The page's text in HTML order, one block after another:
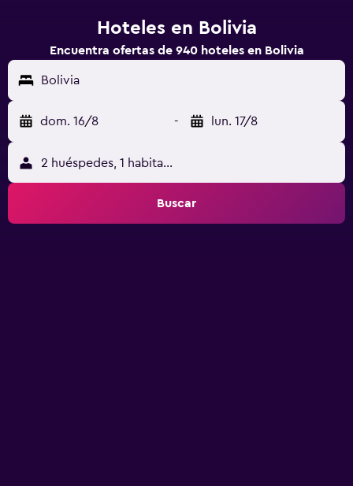
Hoteles en Bolivia
Encuentra ofertas de 940 hoteles en Bolivia
Bolivia
dom. 16/8 - lun. 17/8
2 huéspedes, 1 habitación
Buscar